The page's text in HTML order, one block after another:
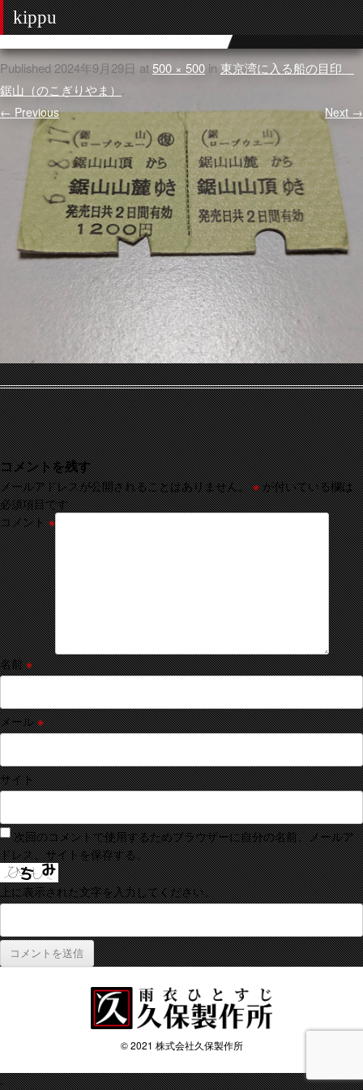
kippu
Published 2024年9月29日 at500 × 500 in 東京湾に入る船の目印
鋸山（のこぎりやま） .
← Previous Next →
コメントを残す
メールアドレスが公開されることはありません。 ※が付いている欄は
必須項目です
コメント※
名前※
メール※
サイト
次回のコメントで使用するためブラウザーに自分の名前、メールア
ドレス、サイトを保存する。
上に表示された文字を入力してください。
© 2021 株式会社久保製作所
-